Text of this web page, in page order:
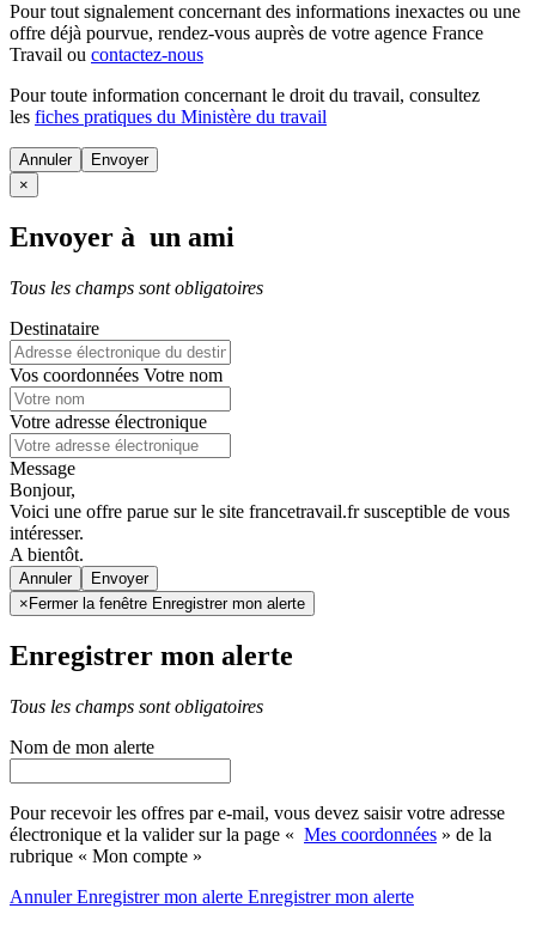
Pour tout signalement concernant des informations inexactes ou une
offre déjà pourvue, rendez-vous auprès de votre agence France
Travail ou contactez-nous
Pour toute information concernant le droit du travail, consultez
les fiches pratiques du Ministère du travail
Annuler
×
Envoyer à un ami
Tous les champs sont obligatoires
Destinataire
Vos coordonnées Votre nom
Votre adresse électronique
Message
Bonjour,
Voici une offre parue sur le site francetravail.fr susceptible de vous
intéresser.
A bientôt.
Annuler
× Fermer la fenêtre Enregistrer mon alerte
Enregistrer mon alerte
Tous les champs sont obligatoires
Nom de mon alerte
Pour recevoir les offres par e-mail, vous devez saisir votre adresse
électronique et la valider sur la page « Mes coordonnées » de la
rubrique « Mon compte »
AnnulerEnregistrer mon alerte Enregistrermon alerte